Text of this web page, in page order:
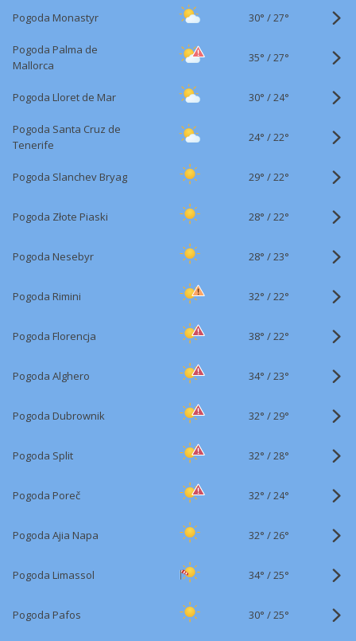
Pogoda Monastyr 30° /27°
Pogoda Palma de
Mallorca
35° /27°
Pogoda Lloret de Mar 30° /24°
Pogoda Santa Cruz de
Tenerife
24° /22°
Pogoda Slanchev Bryag 29° /22°
Pogoda Złote Piaski 28° /22°
Pogoda Nesebyr 28° /23°
Pogoda Rimini 32° /22°
Pogoda Florencja 38° /22°
Pogoda Alghero 34° /23°
Pogoda Dubrownik 32° /29°
Pogoda Split 32° /28°
Pogoda Poreč 32° /24°
Pogoda Ajia Napa 32° /26°
Pogoda Limassol 34° /25°
Pogoda Pafos 30° /25°